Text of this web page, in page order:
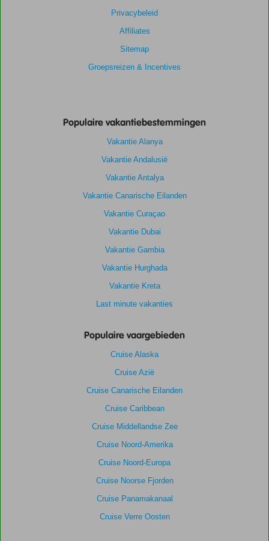
Privacybeleid
Affiliates
Sitemap
Groepsreizen & Incentives
Populaire vakantiebestemmingen
Vakantie Alanya
Vakantie Andalusië
Vakantie Antalya
Vakantie Canarische Eilanden
Vakantie Curaçao
Vakantie Dubai
Vakantie Gambia
Vakantie Hurghada
Vakantie Kreta
Last minute vakanties
Populaire vaargebieden
Cruise Alaska
Cruise Azië
Cruise Canarische Eilanden
Cruise Caribbean
Cruise Middellandse Zee
Cruise Noord-Amerika
Cruise Noord-Europa
Cruise Noorse Fjorden
Cruise Panamakanaal
Cruise Verre Oosten